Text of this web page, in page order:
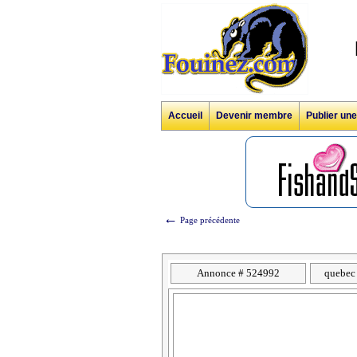
Accueil Devenir membre Publier
← Page précédente
Annonce # 524992 quebec